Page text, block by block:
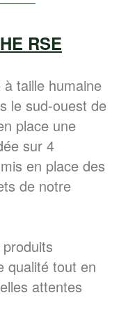
RSE
taille humaine
le sud-ouest de
place une
sur 4
en place des
de notre
qualité tout en
attentes